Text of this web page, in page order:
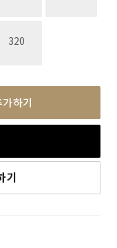
320재고없음
하기
기